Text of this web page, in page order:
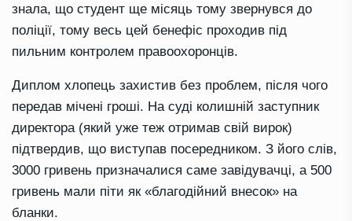
знала, що студент ще місяць тому звернувся до
поліції, тому весь цей бенефіс проходив під
пильним контролем правоохоронців.
Диплом хлопець захистив без проблем, після чого
передав мічені гроші. На суді колишній заступник
директора (який уже теж отримав свій вирок)
підтвердив, що виступав посередником. З його слів,
3000 гривень призначалися саме завідувачці, а 500
гривень мали піти як «благодійний внесок» на
бланки.